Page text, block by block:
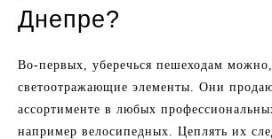
Днепре?
Во-первых, уберечься пешеходам
светоотражающие элементы. Они
ассортименте в любых
например велосипедных. Цеплять их